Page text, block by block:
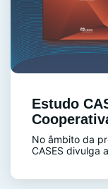
Estudo
No âmbito da
CASES divulga